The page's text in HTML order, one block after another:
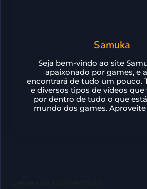
Samuka
Seja bem-vindo ao site
apaixonado por games, e
encontrará de tudo um pouco.
e diversos tipos de vídeos que
por dentro de tudo o que
mundo dos games.